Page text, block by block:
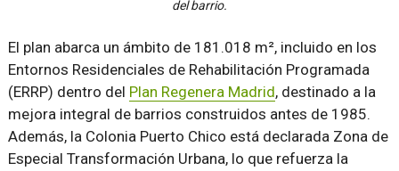
del barrio.
El plan abarca un ámbito de 181.018 m², incluido en los
Entornos Residenciales de Rehabilitación Programada
(ERRP) dentro del Plan Regenera Madrid, destinado a la
mejora integral de barrios construidos antes de 1985.
Además, la Colonia Puerto Chico está declarada Zona de
Especial Transformación Urbana, lo que refuerza la